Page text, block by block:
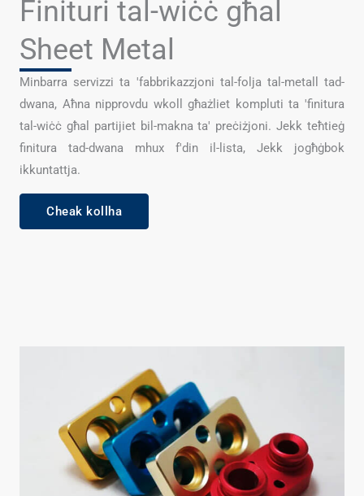
Finituri tal-wiċċ għal
Sheet Metal
Minbarra servizzi ta 'fabbrikazzjoni tal-folja tal-metall tad-
dwana, Aħna nipprovdu wkoll għażliet kompluti ta 'finitura
tal-wiċċ għal partijiet bil-makna ta' preċiżjoni. Jekk teħtieġ
finitura tad-dwana mhux f'din il-lista, Jekk jogħġbok
ikkuntattja.
Cheak kollha